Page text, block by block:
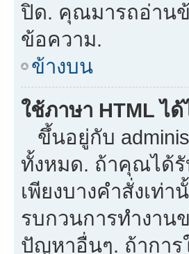
ปิด. คุณมารถอ่านข้
ข้อความ.
ข้างบน
ใช้ภาษา HTML ไ
ขึ้นอยู่กับ
ทั้งหมด. ถ้าคุณได้
เพียงบางคำสั่งเท่
รบกวนการทำงาน
ปัญหาอื่นๆ. ถ้าการ